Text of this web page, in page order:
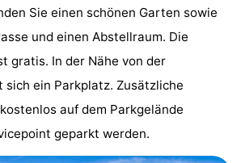
Sie einen schönen Garten sowie
und einen Abstellraum. Die
gratis. In der Nähe von der
ein Parkplatz. Zusätzliche
auf dem Parkgelände
geparkt werden.